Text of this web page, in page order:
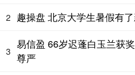
2 趣操盘 北京大学生暑假有
3
易信盈 66岁迟蓬白玉兰获
尊严